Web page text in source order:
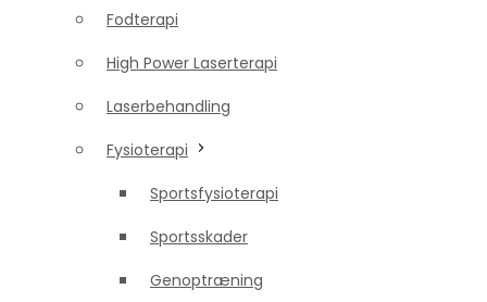
Laserbehandling
Fysioterapi
Sportsfysioterapi
Sportsskader
Genoptræning
Smertebehandling
Ondt i ryggen
Fodterapi
High Power Laserterapi
Laserbehandling
Fysioterapi
Sportsfysioterapi
Sportsskader
Genoptræning